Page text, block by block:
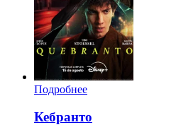
Подробнее
Кебранто